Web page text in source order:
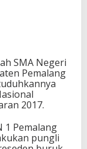
SMA Negeri
Pemalang
2017.
1 Pemalang
pungli